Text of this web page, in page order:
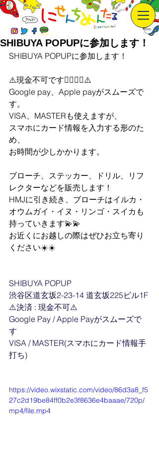
SHIBUYA POPUPに参加します！
SHIBUYA POPUPに参加します！
⚠️現金不可です🙇‍♀️🙇‍♀️⚠️
Google pay、Apple payがスムーズで
す。
VISA、MASTERも使えますが、
スマホにカード情報を入力する形のた
め、
お時間が少しかかります。
ブローチ、ステッカー、ドリル、リフ
レクターなどを販売します！
HMJに引き続き、ブローチはイルカ・
オウムガイ・イヌ・リンゴ・スイカも
持っていきます💫💫
お近くにお越しの際はぜひお立ち寄り
ください☀️☀️
SHIBUYA POPUP
渋谷区道玄坂2-23-14 道玄坂225ビル1F
⚠️決済 : 現金不可⚠️
Google Pay / Apple Payがスムーズで
す
VISA / MASTER(スマホにカード情報手
打ち)
https://video.wixstatic.com/video/86d3a8_f5
27c2d19be84ff0b2e3f8636e4baaae/720p/
mp4/file.mp4